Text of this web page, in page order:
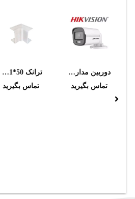
دوربین مداربسته هایک ویژن مدل DS-2CD2T67G2H-LI (4mm)
تماس بگیرید
ترانک 50*101 گوشه داخلي دانوب
تماس بگیرید